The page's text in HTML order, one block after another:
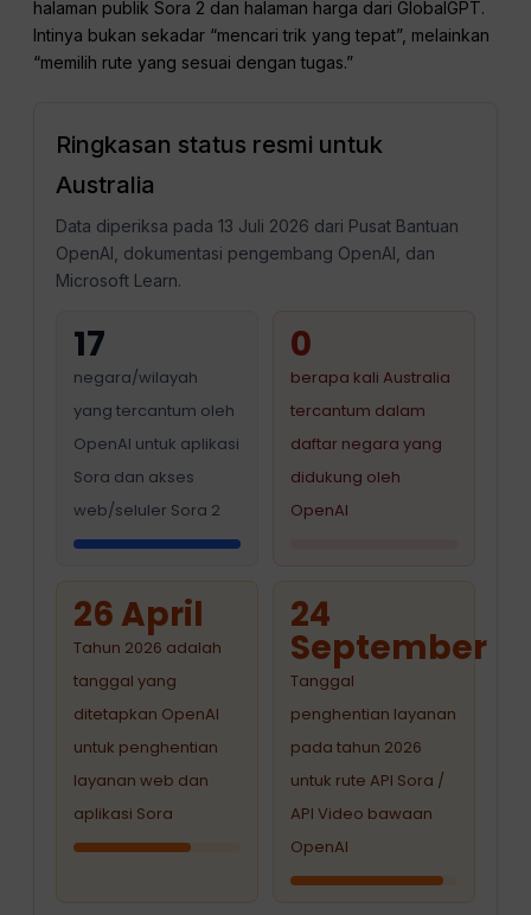
halaman publik Sora 2 dan halaman harga dari GlobalGPT.
Intinya bukan sekadar “mencari trik yang tepat”, melainkan
“memilih rute yang sesuai dengan tugas.”
Ringkasan status resmi untuk
Australia
Data diperiksa pada 13 Juli 2026 dari Pusat Bantuan
OpenAI, dokumentasi pengembang OpenAI, dan
Microsoft Learn.
17
negara/wilayah
yang tercantum oleh
OpenAI untuk aplikasi
Sora dan akses
web/seluler Sora 2
0
berapa kali Australia
tercantum dalam
daftar negara yang
didukung oleh
OpenAI
26 April
Tahun 2026 adalah
tanggal yang
ditetapkan OpenAI
untuk penghentian
layanan web dan
aplikasi Sora
24
September
Tanggal
penghentian layanan
pada tahun 2026
untuk rute API Sora /
API Video bawaan
OpenAI